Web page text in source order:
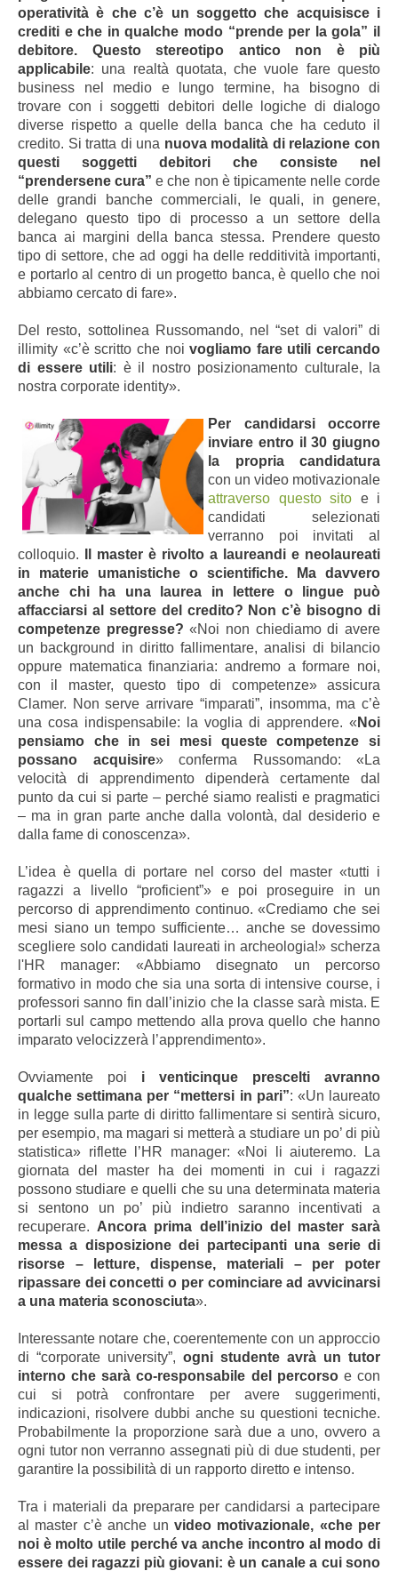
operatività è che c’è un soggetto che acquisisce i
crediti e che in qualche modo “prende per la gola” il
debitore. Questo stereotipo antico non è più
applicabile: una realtà quotata, che vuole fare questo
business nel medio e lungo termine, ha bisogno di
trovare con i soggetti debitori delle logiche di dialogo
diverse rispetto a quelle della banca che ha ceduto il
credito. Si tratta di una nuova modalità di relazione con
questi soggetti debitori che consiste nel
“prendersene cura” e che non è tipicamente nelle corde
delle grandi banche commerciali, le quali, in genere,
delegano questo tipo di processo a un settore della
banca ai margini della banca stessa. Prendere questo
tipo di settore, che ad oggi ha delle redditività importanti,
e portarlo al centro di un progetto banca, è quello che noi
abbiamo cercato di fare».
Del resto, sottolinea Russomando, nel “set di valori” di
illimity «c’è scritto che noivogliamo fare utili cercando
di essere utili: è il nostro posizionamento culturale, la
nostra corporate identity».
Per candidarsi occorre
inviare entro il 30 giugno
la propria candidatura
con un video motivazionale
attraverso questo sito e i
candidati selezionati
verranno poi invitati al
colloquio.
Il master è rivolto a laureandi e neolaureati
in materie umanistiche o scientifiche. Ma davvero
anche chi ha una laurea in lettere o lingue può
affacciarsi al settore del credito? Non c’è bisogno di
competenze pregresse? «Noi non chiediamo di avere
un background in diritto fallimentare, analisi di bilancio
oppure matematica finanziaria: andremo a formare noi,
con il master, questo tipo di competenze» assicura
Clamer. Non serve arrivare “imparati”, insomma, ma c’è
una cosa indispensabile: la voglia di apprendere. « Noi
pensiamo che in sei mesi queste competenze si
possano acquisire» conferma Russomando: «La
velocità di apprendimento dipenderà certamente dal
punto da cui si parte – perché siamo realisti e pragmatici
– ma in gran parte anche dalla volontà, dal desiderio e
dalla fame di conoscenza».
L’idea è quella di portare nel corso del master «tutti i
ragazzi a livello “proficient”» e poi proseguire in un
percorso di apprendimento continuo. «Crediamo che sei
mesi siano un tempo sufficiente… anche se dovessimo
scegliere solo candidati laureati in archeologia!» scherza
l'HR manager: «Abbiamo disegnato un percorso
formativo in modo che sia una sorta di intensive course, i
professori sanno fin dall’inizio che la classe sarà mista. E
portarli sul campo mettendo alla prova quello che hanno
imparato velocizzerà l’apprendimento».
Ovviamente poi i venticinque prescelti avranno
qualche settimana per “mettersi in pari”: «Un laureato
in legge sulla parte di diritto fallimentare si sentirà sicuro,
per esempio, ma magari si metterà a studiare un po’ di più
statistica» riflette l’HR manager: «Noi li aiuteremo. La
giornata del master ha dei momenti in cui i ragazzi
possono studiare e quelli che su una determinata materia
si sentono un po’ più indietro saranno incentivati a
recuperare. Ancora prima dell’inizio del master sarà
messa a disposizione dei partecipanti una serie di
risorse – letture, dispense, materiali – per poter
ripassare dei concetti o per cominciare ad avvicinarsi
a una materia sconosciuta».
Interessante notare che, coerentemente con un approccio
di “corporate university”, ogni studente avrà un tutor
interno che sarà co-responsabile del percorsoe con
cui si potrà confrontare per avere suggerimenti,
indicazioni, risolvere dubbi anche su questioni tecniche.
Probabilmente la proporzione sarà due a uno, ovvero a
ogni tutor non verranno assegnati più di due studenti, per
garantire la possibilità di un rapporto diretto e intenso.
Tra i materiali da preparare per candidarsi a partecipare
al master c’è anche un video motivazionale, «che per
noi è molto utile perché va anche incontro al modo di
essere dei ragazzi più giovani: è un canale a cui sono